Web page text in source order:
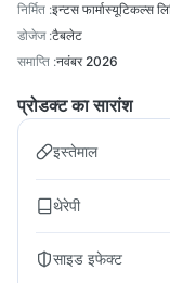
निर्मित :इन्टस फार्मास्यूटिकल्स
डोजेज :टैबलेट
समाप्ति :नवंबर 2026
प्रोडक्ट का सारांश
इस्तेमाल
थेरेपी
साइड इफेक्ट